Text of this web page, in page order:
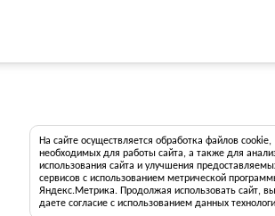
На сайте осуществляется обработка файлов cookie,
необходимых для работы сайта, а также для
использования сайта и улучшения
сервисов с использованием метрической
Яндекс.Метрика. Продолжая использовать сайт, вы
даете согласие с использованием данных